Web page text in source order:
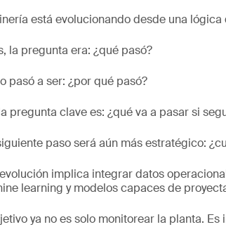
está evolucionando desde una
la pregunta era: ¿qué pasó?
pasó a ser: ¿por qué pasó?
pregunta clave es: ¿qué va a pasar si
paso será aún más estratégico:
implica integrar datos
learning y modelos capaces de
ya no es solo monitorear la planta. Es